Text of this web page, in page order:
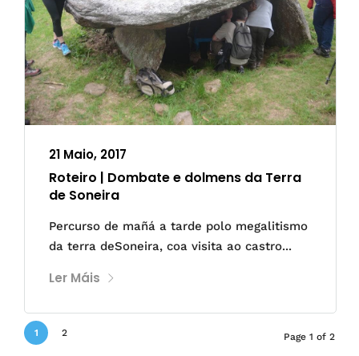
21 Maio, 2017
Roteiro | Dombate e dolmens da Terra
de Soneira
Percurso de mañá a tarde polo megalitismo
da terra deSoneira, coa visita ao castro...
Ler Máis
1 2 Page 1 of 2